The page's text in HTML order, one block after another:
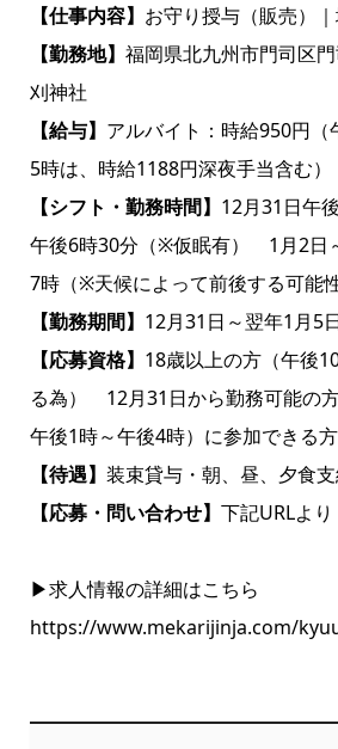
【仕事内容】 お守り授与（販売）
【勤務地】 福岡県北九州市門司区
刈神社
【給与】 アルバイト：時給950円
5時は、時給1188円深夜手当含む）
【シフト・勤務時間】 12月31日午
午後6時30分（※仮眠有） 1月2日
7時（※天候によって前後する可能性
【勤務期間】 12月31日～翌年1月5
【応募資格】 18歳以上の方（午後
る為） 12月31日から勤務可能の
午後1時～午後4時）に参加できる方
【待遇】 装束貸与・朝、昼、夕食
【応募・問い合わせ】 下記URLより
▶求人情報の詳細はこちら
https://www.mekarijinja.com/